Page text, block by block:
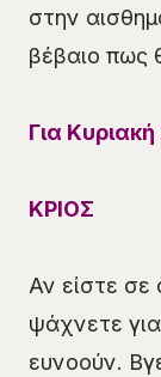
στην
βέβαιο πως
Για
ΚΡΙΟΣ
Αν είστε
ψάχνετε
ευνοούν.